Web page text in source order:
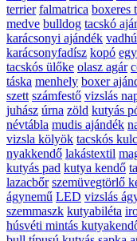
terrier falmatrica boxeres
medve bulldog tacskó
karácsonyi ajándék
karácsonyfadísz kopó
tacskós ülőke olasz agár
táska menhely boxer
szett számfestő vizslás
juhász úrna zöld kutyás
névtábla mudis ajándék
vizsla kölyök tacskós
nyakkendő lakástextil
kutyás pad kutya kendő
lazacbőr szemüvegtörlő
ágynemű LED vizslás
szemmaszk kutyabiléta
húsvéti mintás